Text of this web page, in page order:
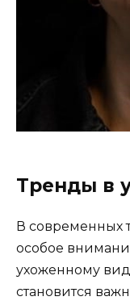
Tренды в
В современных
особое
ухоженному
становится